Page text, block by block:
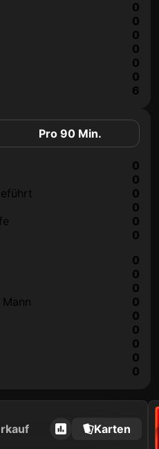
0
0
0
0
0
0
6
Pro 90 Min.
0
0
0
0
0
0
0
0
0
0
0
0
0
0
0
Karten